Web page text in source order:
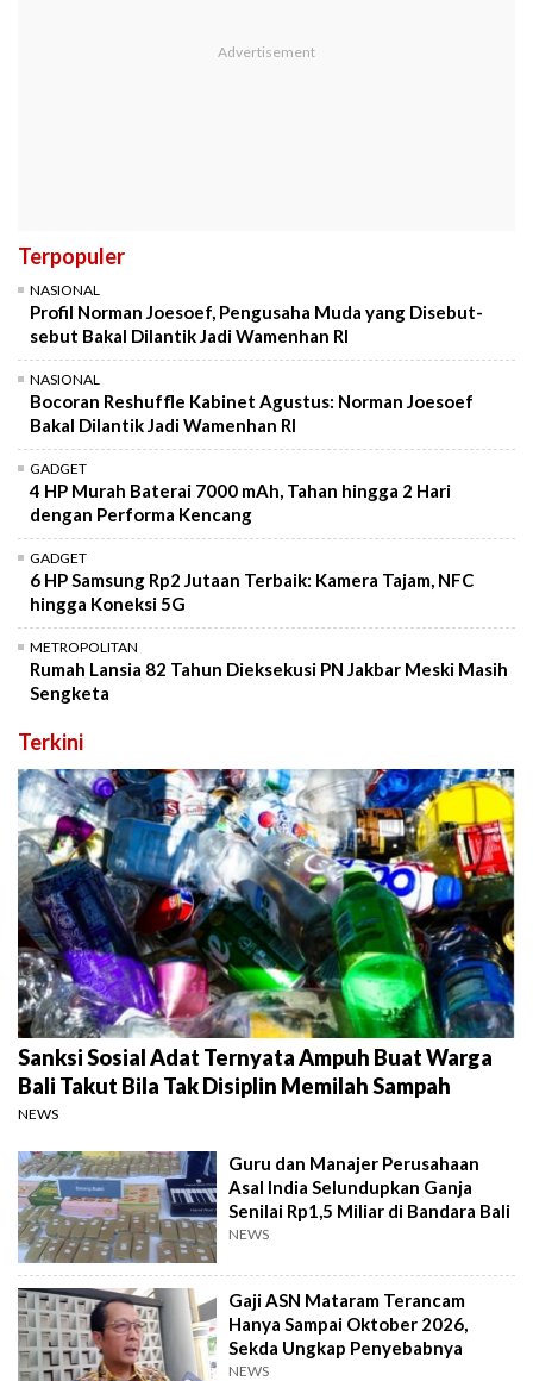
Terpopuler
NASIONAL
Profil Norman Joesoef, Pengusaha Muda yang Disebut-
sebut Bakal Dilantik Jadi Wamenhan RI
NASIONAL
Bocoran Reshuffle Kabinet Agustus: Norman Joesoef
Bakal Dilantik Jadi Wamenhan RI
GADGET
4 HP Murah Baterai 7000 mAh, Tahan hingga 2 Hari
dengan Performa Kencang
GADGET
6 HP Samsung Rp2 Jutaan Terbaik: Kamera Tajam, NFC
hingga Koneksi 5G
METROPOLITAN
Rumah Lansia 82 Tahun Dieksekusi PN Jakbar Meski Masih
Sengketa
Terkini
Sanksi Sosial Adat Ternyata Ampuh Buat Warga
Bali Takut Bila Tak Disiplin Memilah Sampah
NEWS
Guru dan Manajer Perusahaan
Asal India Selundupkan Ganja
Senilai Rp1,5 Miliar di Bandara Bali
NEWS
Gaji ASN Mataram Terancam
Hanya Sampai Oktober 2026,
Sekda Ungkap Penyebabnya
NEWS